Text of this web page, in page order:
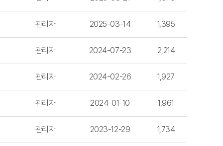
관리자 2025-03-14 1,395
관리자 2024-07-23 2,214
관리자 2024-02-26 1,927
관리자 2024-01-10 1,961
관리자 2023-12-29 1,734